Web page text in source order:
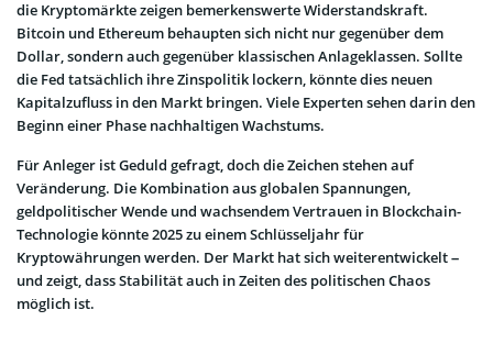
die Kryptomärkte zeigen bemerkenswerte Widerstandskraft.
Bitcoin und Ethereum behaupten sich nicht nur gegenüber dem
Dollar, sondern auch gegenüber klassischen Anlageklassen. Sollte
die Fed tatsächlich ihre Zinspolitik lockern, könnte dies neuen
Kapitalzufluss in den Markt bringen. Viele Experten sehen darin den
Beginn einer Phase nachhaltigen Wachstums.
Für Anleger ist Geduld gefragt, doch die Zeichen stehen auf
Veränderung. Die Kombination aus globalen Spannungen,
geldpolitischer Wende und wachsendem Vertrauen in Blockchain-
Technologie könnte 2025 zu einem Schlüsseljahr für
Kryptowährungen werden. Der Markt hat sich weiterentwickelt –
und zeigt, dass Stabilität auch in Zeiten des politischen Chaos
möglich ist.